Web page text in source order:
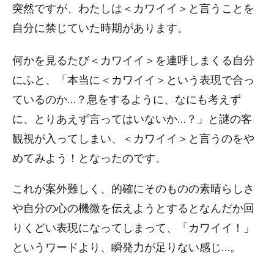
突然ですが、わたしは＜カワイイ＞と言うことを
自分に禁じていた時期があります。
何かを見るたび＜カワイイ＞を連呼しまくる自分
にふと、「本当に＜カワイイ＞という表現で合っ
ているのか…？息をするように、なにも考えず
に、とりあえず言ってはいないか…？」と謎の客
観視が入ってしまい、＜カワイイ＞と言うのをや
めてみよう！となったのです。
これが案外難しく、的確にそのものの素晴らしさ
や自分の心の機微を伝えようとするとなんだか回
りくどい表現になってしまって、「カワイイ！」
というワードより、瞬発力が足りない感じ…。